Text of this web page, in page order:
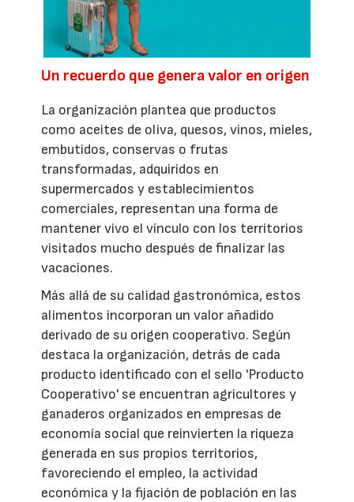
Un recuerdo que genera valor en origen
La organización plantea que productos
como aceites de oliva, quesos, vinos, mieles,
embutidos, conservas o frutas
transformadas, adquiridos en
supermercados y establecimientos
comerciales, representan una forma de
mantener vivo el vínculo con los territorios
visitados mucho después de finalizar las
vacaciones.
Más allá de su calidad gastronómica, estos
alimentos incorporan un valor añadido
derivado de su origen cooperativo. Según
destaca la organización, detrás de cada
producto identificado con el sello 'Producto
Cooperativo' se encuentran agricultores y
ganaderos organizados en empresas de
economía social que reinvierten la riqueza
generada en sus propios territorios,
favoreciendo el empleo, la actividad
económica y la fijación de población en las